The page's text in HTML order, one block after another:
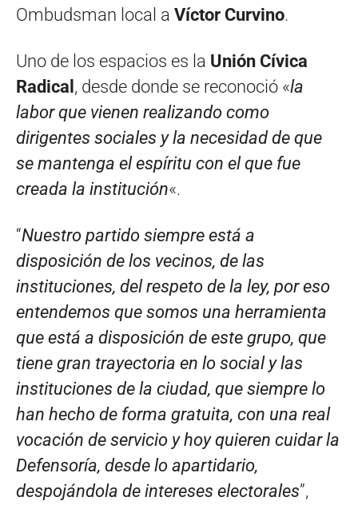
Ombudsman local a Víctor Curvino.
Uno de los espacios es la Unión Cívica
Radical , desde donde se reconoció «la
labor que vienen realizando como
dirigentes sociales y la necesidad de que
se mantenga el espíritu con el que fue
creada la institución«.
“Nuestro partido siempre está a
disposición de los vecinos, de las
instituciones, del respeto de la ley, por eso
entendemos que somos una herramienta
que está a disposición de este grupo, que
tiene gran trayectoria en lo social y las
instituciones de la ciudad, que siempre lo
han hecho de forma gratuita, con una real
vocación de servicio y hoy quieren cuidar la
Defensoría, desde lo apartidario,
despojándola de intereses electorales”,